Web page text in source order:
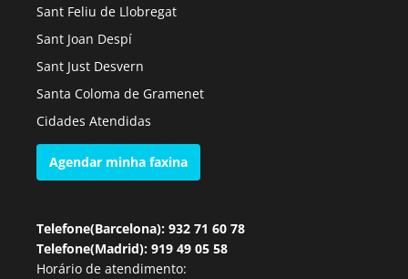
Sant Feliu de Llobregat
Sant Joan Despí
Sant Just Desvern
Santa Coloma de Gramenet
Cidades Atendidas
Agendar minha faxina
Telefone(Barcelona): 932 71 60 78
Telefone(Madrid): 919 49 05 58
Horário de atendimento: